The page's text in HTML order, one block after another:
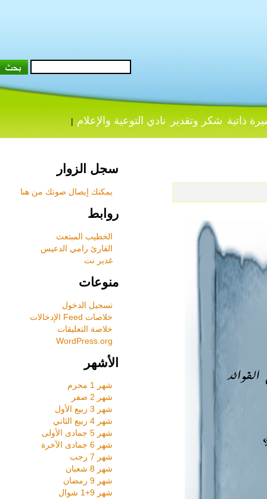
شكر وتقدير نادي التوعية والإعلام|
سجل الزوار
يمكنك إيصال صوتك من هنا
روابط
الخطيب المبتعث
القارئ رامي الدعيس
غدير نت
منوعات
تسجيل الدخول
خلاصات Feed الإدخالات
خلاصة التعليقات
WordPress.org
الأشهر
شهر 1 محرم
شهر 2 صفر
شهر 3 ربيع الأول
شهر 4 ربيع الثاني
شهر 5 جمادى الأولى
شهر 6 جمادى الآخرة
شهر 7 رجب
شهر 8 شعبان
شهر 9 رمضان
شهر 9+1 شوال